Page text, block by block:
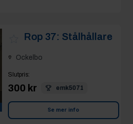
Rop 37: Stålhållare
Ockelbo
Slutpris:
300 kr emk5071
Se mer info